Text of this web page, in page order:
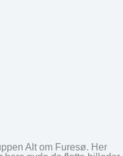
Alt om Furesø. Her